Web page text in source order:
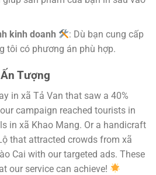
kinh doanh
: Dù bạn cung cấp
tôi có phương án phù hợp.
Tượng
in xã Tả Van that saw a 40%
campaign reached tourists in
in xã Khao Mang. Or a handicraft
that attracted crowds from xã
Cai with our targeted ads. These
our service can achieve!